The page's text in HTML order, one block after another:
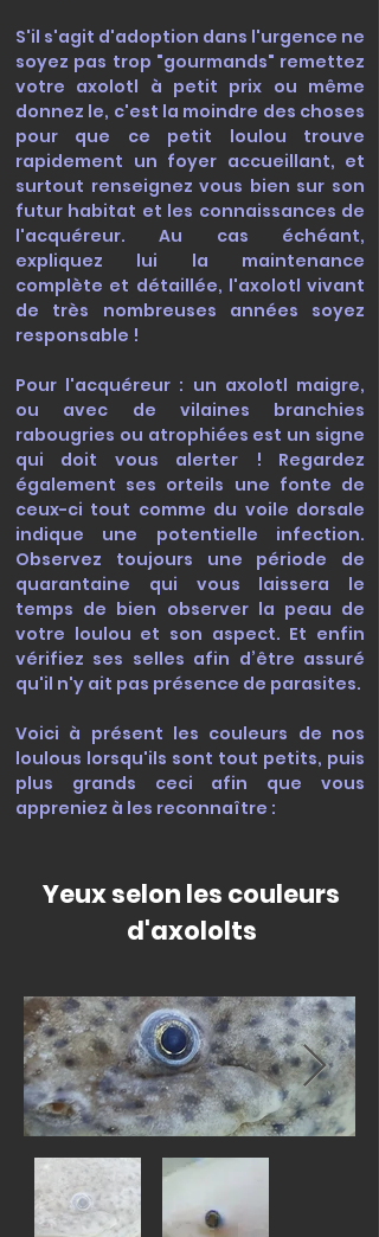
S'il s'agit d'adoption dans l'urgence ne
soyez pas trop "gourmands" remettez
votre axolotl à petit prix ou même
donnez le, c'est la moindre des choses
pour que ce petit loulou trouve
rapidement un foyer accueillant, et
surtout renseignez vous bien sur son
futur habitat et les connaissances de
l'acquéreur. Au cas échéant,
expliquez lui la maintenance
complète et détaillée, l'axolotl vivant
de très nombreuses années soyez
responsable !
Pour l'acquéreur : un axolotl maigre,
ou avec de vilaines branchies
rabougries ou atrophiées est un signe
qui doit vous alerter ! Regardez
également ses orteils une fonte de
ceux-ci tout comme du voile dorsale
indique une potentielle infection.
Observez toujours une période de
quarantaine qui vous laissera le
temps de bien observer la peau de
votre loulou et son aspect. Et enfin
vérifiez ses selles afin d’être assuré
qu'il n'y ait pas présence de parasites.
Voici à présent les couleurs de nos
loulous lorsqu'ils sont tout petits, puis
plus grands ceci afin que vous
appreniez à les reconnaître :
Yeux selon les couleurs
d'axololts